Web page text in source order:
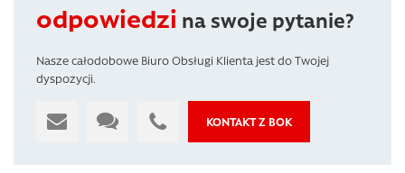
odpowiedzi na swoje pytanie?
Nasze całodobowe Biuro Obsługi Klienta jest do Twojej
dyspozycji.
KONTAKT Z BOK